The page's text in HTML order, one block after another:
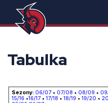
Tabulka
Sezony: 06/07 • 07/08 • 08/09 •
15/16 •16/17 • 17/18 • 18/19 • 19/20 •